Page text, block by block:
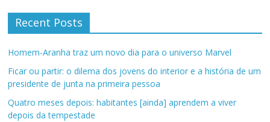
Recent Posts
Homem-Aranha traz um novo dia para o universo Marvel
Ficar ou partir: o dilema dos jovens do interior e a história de um
presidente de junta na primeira pessoa
Quatro meses depois: habitantes [ainda] aprendem a viver
depois da tempestade